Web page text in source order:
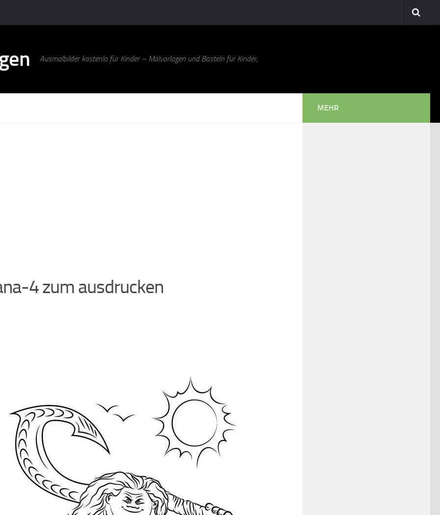
Ausmalbilder kostenlo für Kinder – Malvorlagen und Basteln für Kinder,
4 zum ausdrucken
MEHR